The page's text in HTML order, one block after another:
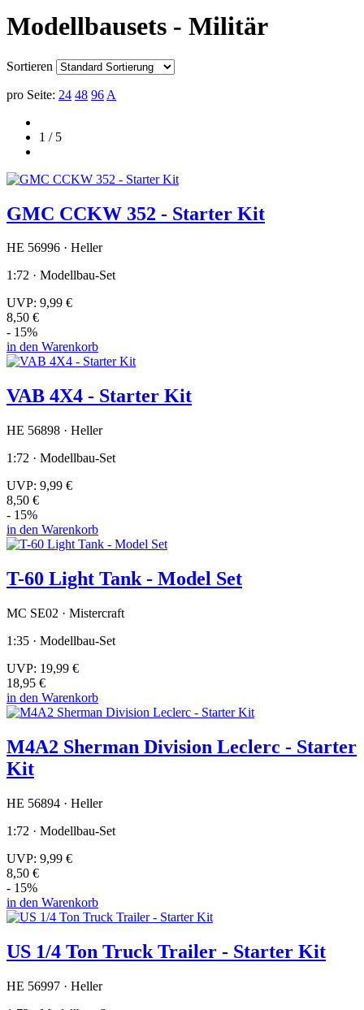
Modellbausets - Militär
Sortieren
pro Seite: 24 48 96 A
1 / 5
GMC CCKW 352 - Starter Kit
HE 56996 · Heller
1:72 · Modellbau-Set
UVP: 9,99 €
8,50 €
- 15%
in den Warenkorb
VAB 4X4 - Starter Kit
HE 56898 · Heller
1:72 · Modellbau-Set
UVP: 9,99 €
8,50 €
- 15%
in den Warenkorb
T-60 Light Tank - Model Set
MC SE02 · Mistercraft
1:35 · Modellbau-Set
UVP: 19,99 €
18,95 €
in den Warenkorb
M4A2 Sherman Division Leclerc - Starter
Kit
HE 56894 · Heller
1:72 · Modellbau-Set
UVP: 9,99 €
8,50 €
- 15%
in den Warenkorb
US 1/4 Ton Truck Trailer - Starter Kit
HE 56997 · Heller